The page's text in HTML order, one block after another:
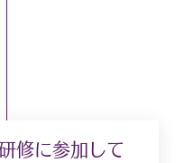
修に参加して